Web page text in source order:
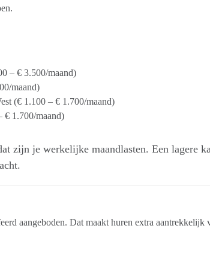
– € 3.500/maand)
maand)
(€ 1.100 – € 1.700/maand)
€ 1.700/maand)
zijn je werkelijke maandlasten. Een lagere
aangeboden. Dat maakt huren extra aantrekkelijk